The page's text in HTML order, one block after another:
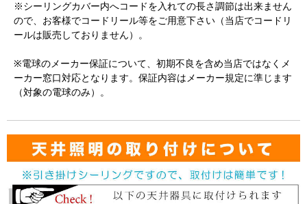
※シーリングカバー内へコードを入れての長さ調節は出来ません
ので、お客様でコードリール等をご用意下さい（当店でコードリ
ールは販売しておりません）。
※電球のメーカー保証について、初期不良を含め当店ではなくメ
ーカー窓口対応となります。保証内容はメーカー規定に準じます
（対象の電球のみ）。